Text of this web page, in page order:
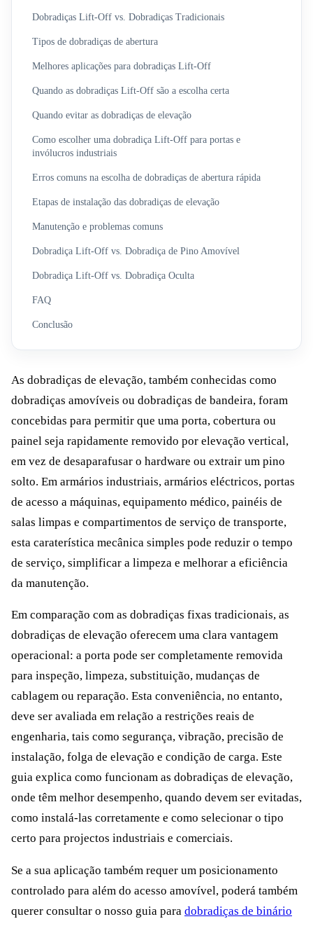
Dobradiças Lift-Off vs. Dobradiças Tradicionais
Tipos de dobradiças de abertura
Melhores aplicações para dobradiças Lift-Off
Quando as dobradiças Lift-Off são a escolha certa
Quando evitar as dobradiças de elevação
Como escolher uma dobradiça Lift-Off para portas e
invólucros industriais
Erros comuns na escolha de dobradiças de abertura rápida
Etapas de instalação das dobradiças de elevação
Manutenção e problemas comuns
Dobradiça Lift-Off vs. Dobradiça de Pino Amovível
Dobradiça Lift-Off vs. Dobradiça Oculta
FAQ
Conclusão
As dobradiças de elevação, também conhecidas como
dobradiças amovíveis ou dobradiças de bandeira, foram
concebidas para permitir que uma porta, cobertura ou
painel seja rapidamente removido por elevação vertical,
em vez de desaparafusar o hardware ou extrair um pino
solto. Em armários industriais, armários eléctricos, portas
de acesso a máquinas, equipamento médico, painéis de
salas limpas e compartimentos de serviço de transporte,
esta caraterística mecânica simples pode reduzir o tempo
de serviço, simplificar a limpeza e melhorar a eficiência
da manutenção.
Em comparação com as dobradiças fixas tradicionais, as
dobradiças de elevação oferecem uma clara vantagem
operacional: a porta pode ser completamente removida
para inspeção, limpeza, substituição, mudanças de
cablagem ou reparação. Esta conveniência, no entanto,
deve ser avaliada em relação a restrições reais de
engenharia, tais como segurança, vibração, precisão de
instalação, folga de elevação e condição de carga. Este
guia explica como funcionam as dobradiças de elevação,
onde têm melhor desempenho, quando devem ser evitadas,
como instalá-las corretamente e como selecionar o tipo
certo para projectos industriais e comerciais.
Se a sua aplicação também requer um posicionamento
controlado para além do acesso amovível, poderá também
querer consultar o nosso guia para dobradiças de binário